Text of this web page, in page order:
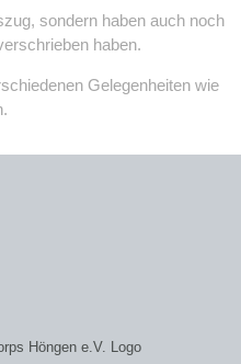
sondern haben auch noch
haben.
Gelegenheiten wie
Höngen e.V. Logo